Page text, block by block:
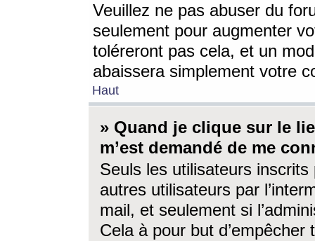
Veuillez ne pas abuser du
seulement pour augmenter
toléreront pas cela, et un
abaissera simplement votre
Haut
» Quand je clique sur le
m’est demandé de me
Seuls les utilisateurs
autres utilisateurs par
mail, et seulement si
Cela à pour but